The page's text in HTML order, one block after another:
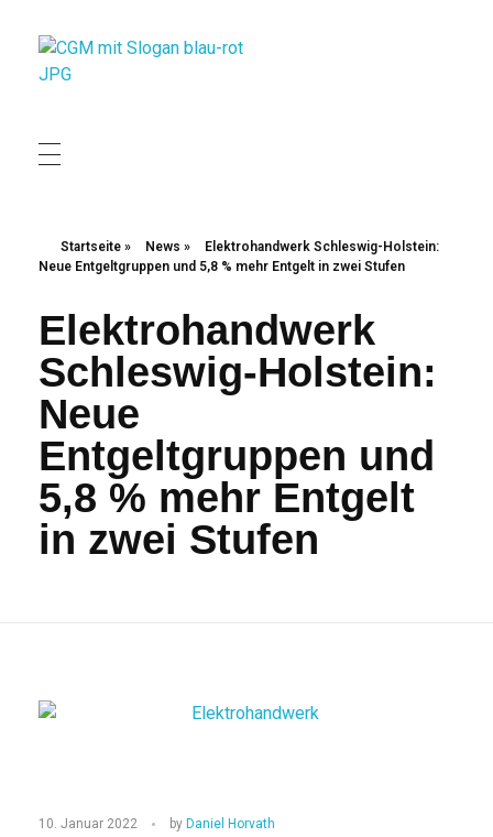
Startseite » News »
Elektrohandwerk Schleswig-Holstein:
Neue Entgeltgruppen und 5,8 % mehr Entgelt in zwei Stufen
Elektrohandwerk
Schleswig-Holstein:
Neue
Entgeltgruppen und
5,8 % mehr Entgelt
in zwei Stufen
E
10. Januar 2022 by Daniel Horvath